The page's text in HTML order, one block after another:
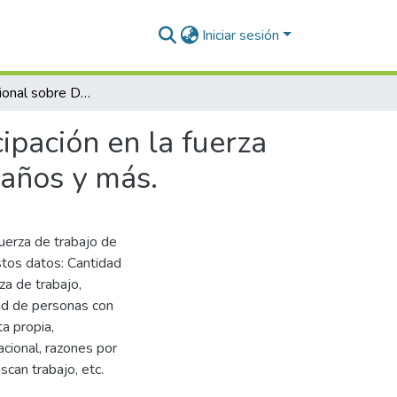
Iniciar sesión
Encuesta Nacional sobre Discapacidad 2018: Participación en la fuerza de trabajo de las personas con discapacidad de 18 años y más.
en la fuerza
y más.
de trabajo de
datos: Cantidad
de trabajo,
de personas con
propia,
razones por
trabajo, etc.